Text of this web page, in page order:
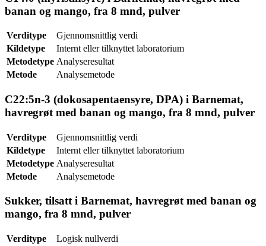
banan og mango, fra 8 mnd, pulver
Verditype
Gjennomsnittlig verdi
Kildetype
Internt eller tilknyttet laboratorium
Metodetype Analyseresultat
Metode
Analysemetode
C22:5n-3 (dokosapentaensyre, DPA) i Barnemat,
havregrøt med banan og mango, fra 8 mnd, pulver
Verditype
Gjennomsnittlig verdi
Kildetype
Internt eller tilknyttet laboratorium
Metodetype Analyseresultat
Metode
Analysemetode
Sukker, tilsatt i Barnemat, havregrøt med banan og
mango, fra 8 mnd, pulver
Verditype
Logisk nullverdi